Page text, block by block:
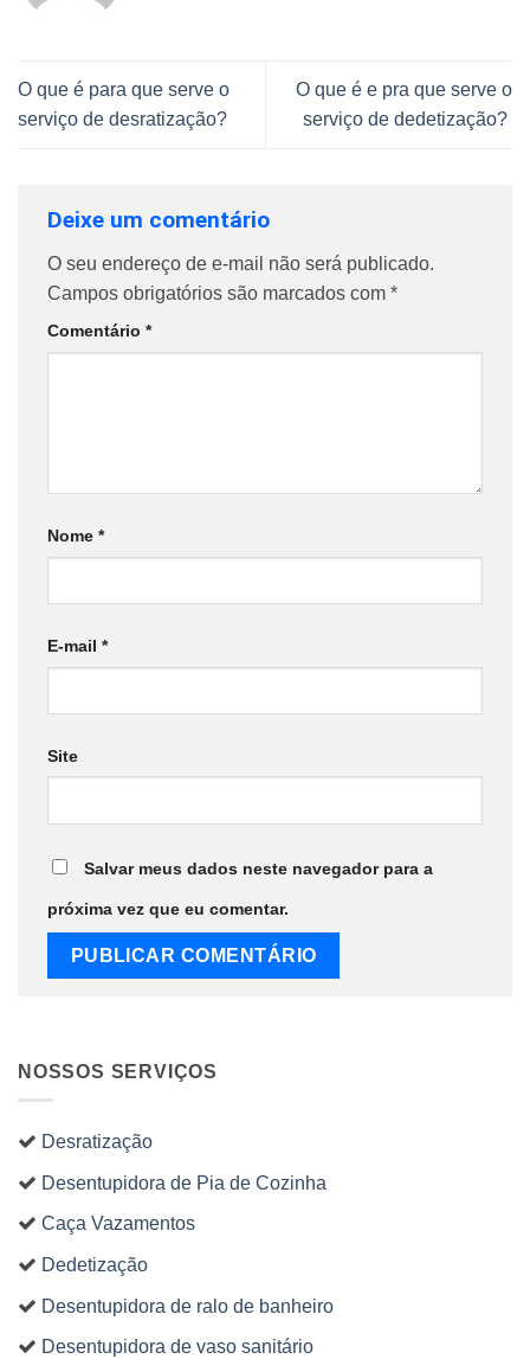
O que é para que serve o
serviço de desratização?
O que é e pra que serve o
serviço de dedetização?
Deixe um comentário
O seu endereço de e-mail não será publicado.
Campos obrigatórios são marcados com *
Comentário *
Nome *
E-mail *
Site
Salvar meus dados neste navegador para a
próxima vez que eu comentar.
NOSSOS SERVIÇOS
Desratização
Desentupidora de Pia de Cozinha
Caça Vazamentos
Dedetização
Desentupidora de ralo de banheiro
Desentupidora de vaso sanitário